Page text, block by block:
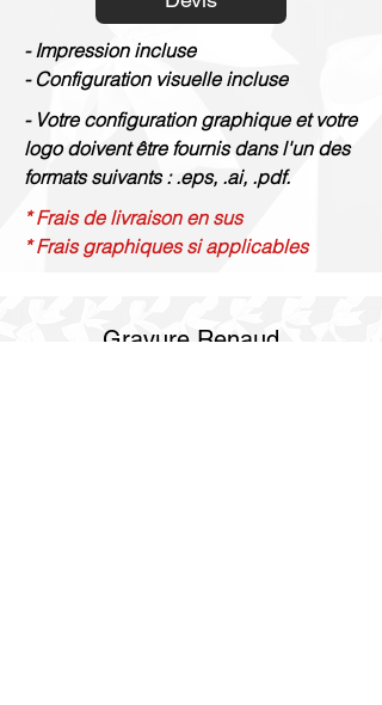
- Impression incluse
- Configuration visuelle incluse
- Votre configuration graphique et votre
logo doivent être fournis dans l'un des
formats suivants : .eps, .ai, .pdf.
* Frais de livraison en sus
* Frais graphiques si applicables
Gravure Renaud